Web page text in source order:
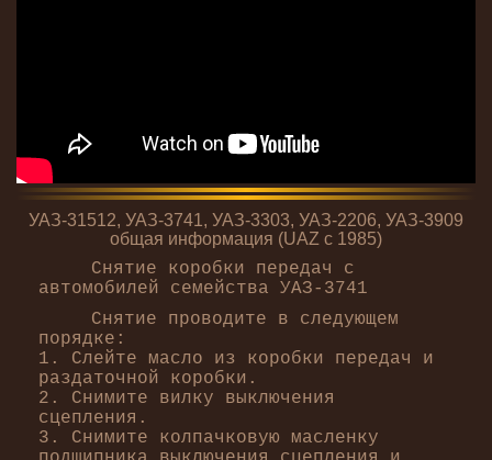
УАЗ-31512, УАЗ-3741, УАЗ-3303, УАЗ-2206, УАЗ-3909
общая информация (UAZ с 1985)
Снятие коробки передач с
автомобилей семейства УАЗ-3741
Снятие проводите в следующем
порядке:
1. Слейте масло из коробки передач и
раздаточной коробки.
2. Снимите вилку выключения
сцепления.
3. Снимите колпачковую масленку